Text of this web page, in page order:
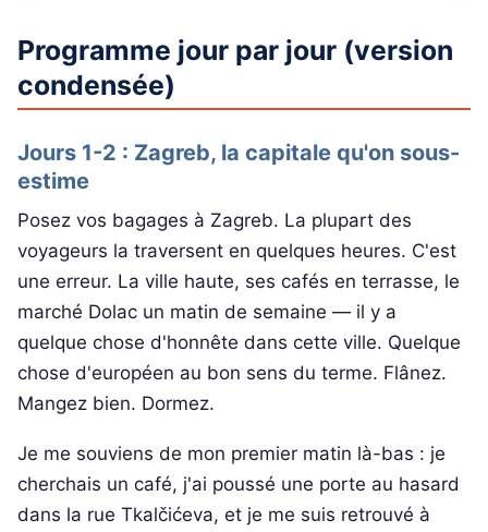
Programme jour par jour (version
condensée)
Jours 1-2 : Zagreb, la capitale qu'on sous-
estime
Posez vos bagages à Zagreb. La plupart des
voyageurs la traversent en quelques heures. C'est
une erreur. La ville haute, ses cafés en terrasse, le
marché Dolac un matin de semaine — il y a
quelque chose d'honnête dans cette ville. Quelque
chose d'européen au bon sens du terme. Flânez.
Mangez bien. Dormez.
Je me souviens de mon premier matin là-bas : je
cherchais un café, j'ai poussé une porte au hasard
dans la rue Tkalčićeva, et je me suis retrouvé à